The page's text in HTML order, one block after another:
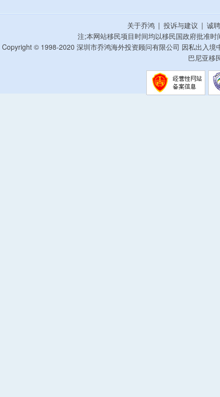
关于乔鸿 | 投诉与建议 | 诚
注;本网站移民项目时间均以移民国政府批准
Copyright © 1998-2020 深圳市乔鸿海外投资顾问有限公司 因私出入
巴尼亚移